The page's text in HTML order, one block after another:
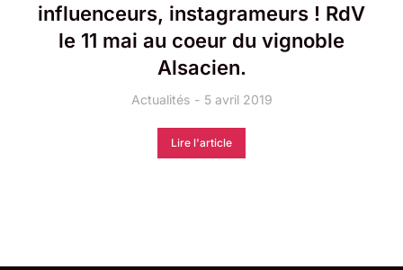
influenceurs, instagrameurs ! RdV
le 11 mai au coeur du vignoble
Alsacien.
Actualités 5 avril 2019
Lire l'article